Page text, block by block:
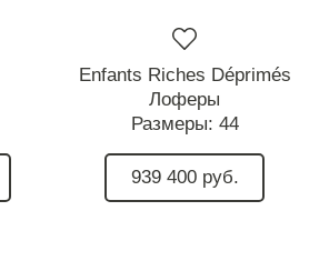
Enfants Riches Déprimés
Лоферы
Размеры: 44
939 400 руб.